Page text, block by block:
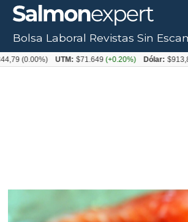
Bolsa Laboral Revistas Sin
(0.00%) UTM: $71.649(+0.20%) Dólar: $913,86